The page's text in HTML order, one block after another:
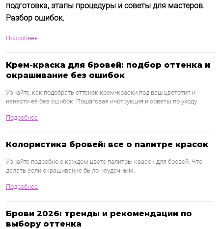
подготовка, этапы процедуры и советы для мастеров.
Разбор ошибок.
Подробнее
Крем-краска для бровей: подбор оттенка и
окрашивание без ошибок
Узнайте, как подобрать оттенок крем-краски под ваш цветотип и
нанести её без ошибок. Пошаговая инструкция и советы по уходу.
Подробнее
Колористика бровей: все о палитре красок
Узнайте подробно о каждом цвете палитры красок для бровей. Что
делать если окрашивание было неудачным.
Подробнее
Брови 2026: тренды и рекомендации по
выбору оттенка